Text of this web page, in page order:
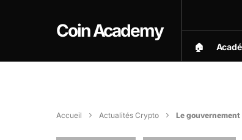
Coin Academy
🏠︎
Accueil Actualités Crypto Le